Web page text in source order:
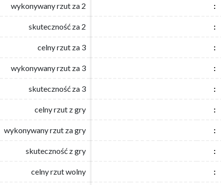
wykonywany rzut za 2 :
skuteczność za 2 :
celny rzut za 3 :
wykonywany rzut za 3 :
skuteczność za 3 :
celny rzut z gry :
wykonywany rzut za gry :
skuteczność z gry :
celny rzut wolny :
wykonywany rzut za 2 :
skuteczność za 2 :
celny rzut za 3 :
wykonywany rzut za 3 :
skuteczność za 3 :
celny rzut z gry :
wykonywany rzut za gry :
skuteczność z gry :
celny rzut wolny :